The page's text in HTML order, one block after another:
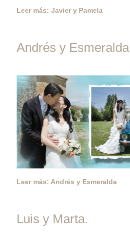
Leer más: Javier y Pamela
Andrés y Esmeralda
Leer más: Andrés y Esmeralda
Luis y Marta.